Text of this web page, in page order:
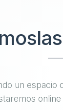
un espacio